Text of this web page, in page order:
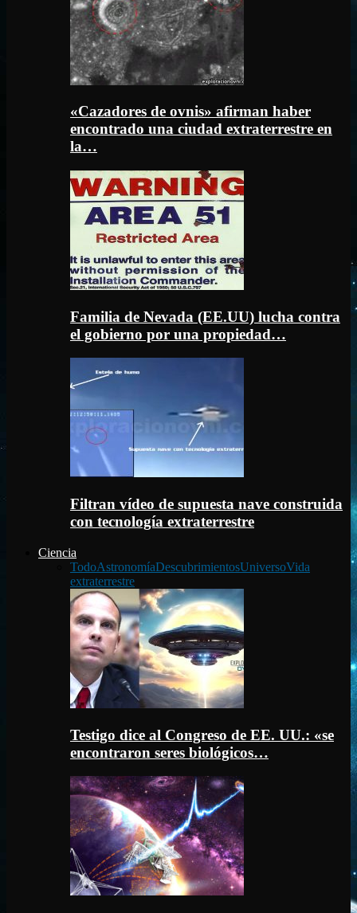
«Cazadores de ovnis» afirman haber
encontrado una ciudad extraterrestre en
la…
Familia de Nevada (EE.UU) lucha contra
el gobierno por una propiedad…
Filtran vídeo de supuesta nave construida
con tecnología extraterrestre
Ciencia
TodoAstronomíaDescubrimientosUniversoVida
extraterrestre
Testigo dice al Congreso de EE. UU.: «se
encontraron seres biológicos…